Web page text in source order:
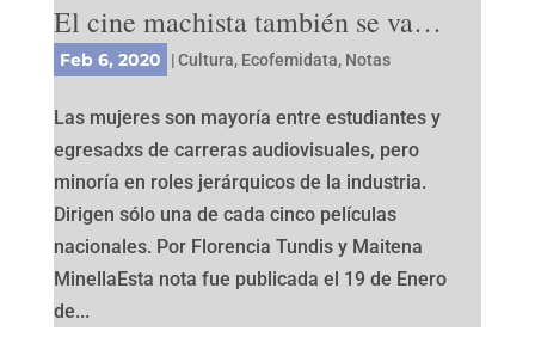
El cine machista también se va…
Feb 6, 2020 |Cultura, Ecofemidata, Notas
Las mujeres son mayoría entre estudiantes y
egresadxs de carreras audiovisuales, pero
minoría en roles jerárquicos de la industria.
Dirigen sólo una de cada cinco películas
nacionales. Por Florencia Tundis y Maitena
MinellaEsta nota fue publicada el 19 de Enero
de...